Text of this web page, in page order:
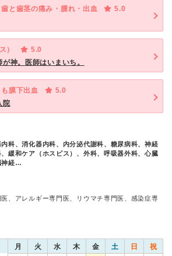
歯と歯茎の痛み・腫れ・出血
5.0
）
5.0
神。医師はいまいち。
も膜下出血
5.0
院
科、消化器内科、内分泌代謝科、糖尿病科、神経
緩和ケア（ホスピス）、外科、呼吸器外科、心臓
神経…
、アレルギー専門医、リウマチ専門医、感染症専
月 火 水 木 金 土 日 祝